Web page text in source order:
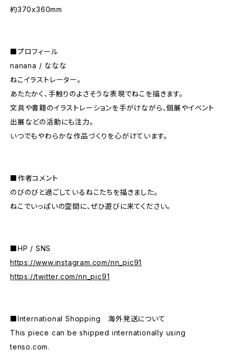
約370x360mm
■プロフィール
nanana / ななな
ねこイラストレーター。
あたたかく、手触りのよさそうな表現でねこを描きます。
文具や書籍のイラストレーションを手がけながら、個展やイベント
出展などの活動にも注力。
いつでもやわらかな作品づくりを心がけています。
■作者コメント
のびのびと過ごしているねこたちを描きました。
ねこでいっぱいの空間に、ぜひ遊びに来てください。
■HP / SNS
https://www.instagram.com/nn_pic91
https://twitter.com/nn_pic91
■International Shopping 海外発送について
This piece can be shipped internationally using
tenso.com.